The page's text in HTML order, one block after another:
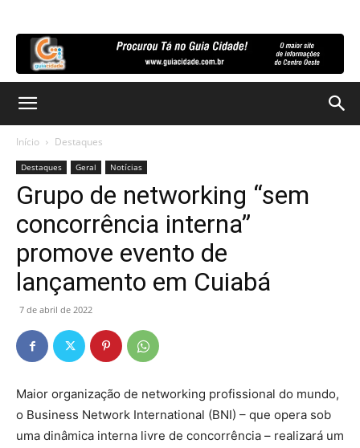
Início Destaques
Destaques Geral Notícias
Grupo de networking “sem
concorrência interna”
promove evento de
lançamento em Cuiabá
7 de abril de 2022
Maior organização de networking profissional do mundo,
o Business Network International (BNI) – que opera sob
uma dinâmica interna livre de concorrência – realizará um